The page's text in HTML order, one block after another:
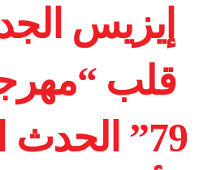
إيزيس
قلب
79” الحدث